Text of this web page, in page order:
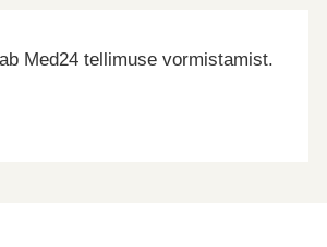
Med24 tellimuse vormistamist.